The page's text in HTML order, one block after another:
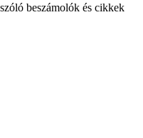
beszámolók és cikkek